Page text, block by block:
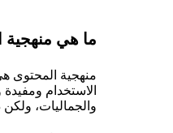
ما هي منهجية
منهجية المحتوى
الاستخدام
والجماليات،